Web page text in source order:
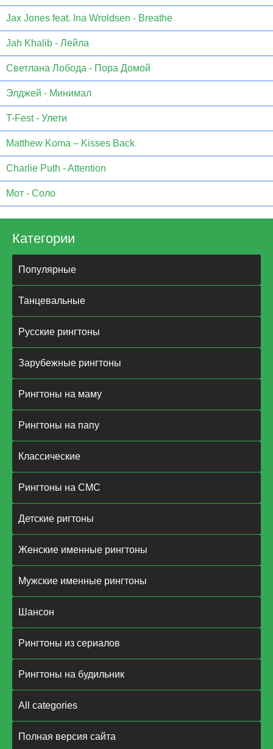
Jax Jones feat. Ina Wroldsen - Breathe
Jah Khalib - Лейла
Светлана Лобода - Пора Домой
Элджей - Минимал
T-Fest - Улети
Matthew Koma – Kisses Back
Charlie Puth - Attention
Мот - Соло
Категории
Популярные
Танцевальные
Русские рингтоны
Зарубежные рингтоны
Рингтоны на маму
Рингтоны на папу
Классические
Рингтоны на СМС
Детские ригтоны
Женские именные рингтоны
Мужские именные рингтоны
Шансон
Рингтоны из сериалов
Рингтоны на будильник
All categories
Полная версия сайта